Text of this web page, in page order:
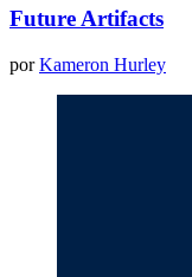
Future Artifacts
porKameron Hurley